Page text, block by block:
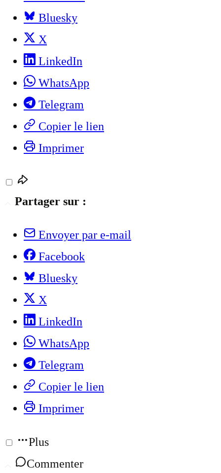
Bluesky
X
LinkedIn
WhatsApp
Telegram
Copier le lien
Imprimer
Partager sur :
Envoyer par e-mail
Facebook
Bluesky
X
LinkedIn
WhatsApp
Telegram
Copier le lien
Imprimer
Plus
Commenter